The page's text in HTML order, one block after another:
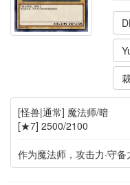
[怪兽|通常] 魔法师/暗
[★7] 2500/2100
作为魔法师，攻击力·守备